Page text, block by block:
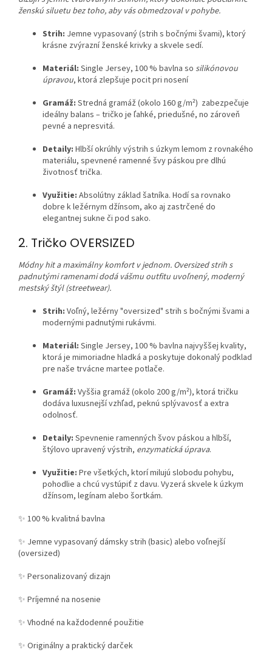
ženskú siluetu bez toho, aby vás obmedzoval v pohybe.
Strih: Jemne vypasovaný (strih s bočnými švami), ktorý
krásne zvýrazní ženské krivky a skvele sedí.
Materiál: Single Jersey, 100 % bavlna so silikónovou
úpravou, ktorá zlepšuje pocit pri nosení
Gramáž: Stredná gramáž (okolo 160 g/m²) zabezpečuje
ideálny balans – tričko je ľahké, priedušné, no zároveň
pevné a nepresvitá.
Detaily: Hlbší okrúhly výstrih s úzkym lemom z rovnakého
materiálu, spevnené ramenné švy páskou pre dlhú
životnosť trička.
Využitie: Absolútny základ šatníka. Hodí sa rovnako
dobre k ležérnym džínsom, ako aj zastrčené do
elegantnej sukne či pod sako.
2. Tričko OVERSIZED
Módny hit a maximálny komfort v jednom. Oversized strih s
padnutými ramenami dodá vášmu outfitu uvoľnený, moderný
mestský štýl (streetwear).
Strih: Voľný, ležérny "oversized" strih s bočnými švami a
modernými padnutými rukávmi.
Materiál: Single Jersey, 100 % bavlna najvyššej kvality,
ktorá je mimoriadne hladká a poskytuje dokonalý podklad
pre naše trvácne martee potlače.
Gramáž: Vyššia gramáž (okolo 200 g/m²), ktorá tričku
dodáva luxusnejší vzhľad, peknú splývavosť a extra
odolnosť.
Detaily: Spevnenie ramenných švov páskou a hlbší,
štýlovo upravený výstrih, enzymatická úprava.
Využitie: Pre všetkých, ktorí milujú slobodu pohybu,
pohodlie a chcú vystúpiť z davu. Vyzerá skvele k úzkym
džínsom, legínam alebo šortkám.
✨ 100 % kvalitná bavlna
✨ Jemne vypasovaný dámsky strih (basic) alebo voľnejší
(oversized)
✨ Personalizovaný dizajn
✨ Príjemné na nosenie
✨ Vhodné na každodenné použitie
✨ Originálny a praktický darček